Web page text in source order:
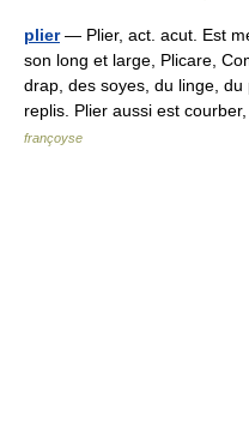
plier— Plier, act. acut. Est
son long et large, Plicare,
drap, des soyes, du linge,
replis. Plier aussi est
françoyse